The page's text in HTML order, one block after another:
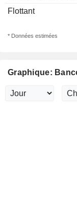
Flottant
* Données estimées
Graphique: